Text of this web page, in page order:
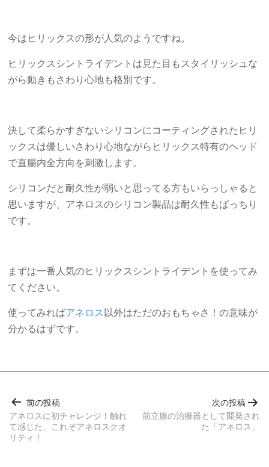
今はヒリックスの形が人気のようですね。
ヒリックスシントライデントは見た目もスタイリッシュな
がら動きもさわり心地も格別です。
決して柔らかすぎないシリコンにコーティングされたヒリ
ックスは優しいさわり心地ながらヒリックス特有のヘッド
で直腸内全方向を刺激します。
シリコンだと耐久性が弱いと思ってる方もいらっしゃると
思いますが、アネロスのシリコン製品は耐久性もばっちり
です。
まずは一番人気のヒリックスシントライデントを使ってみ
てください。
使ってみればアネロス 以外はただのおもちゃさ！の意味が
分かるはずです。
稿
ナ
ビ
前の投稿
アネロスに初チャレンジ！触れ
て感じた、これぞアネロスクオ
リティ！
次の投稿
前立腺の治療器として開発され
た「アネロス」